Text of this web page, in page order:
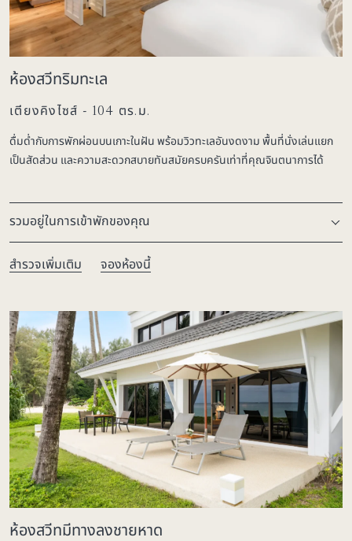
ห้องสวีทริมทะเล
เตียงคิงไซส์ - 104 ตร.ม.
ดื่มด่ำกับการพักผ่อนบนเกาะในฝัน พร้อมวิวทะเลอันงดงาม พื้นที่นั่งเล่นแยก
เป็นสัดส่วน และความสะดวกสบายทันสมัยครบครันเท่าที่คุณจินตนาการได้
รวมอยู่ในการเข้าพักของคุณ
สำรวจเพิ่มเติม จองห้องนี้
ห้องสวีทมีทางลงชายหาด